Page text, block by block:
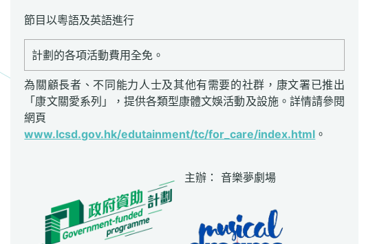
節目以粵語及英語進行
計劃的各項活動費用全免。
為關顧長者、不同能力人士及其他有需要的社群，康文署已推出
「康文關愛系列」，提供各類型康體文娛活動及設施。詳情請參閱
網頁
www.lcsd.gov.hk/edutainment/tc/for_care/index.html 。
主辦： 音樂夢劇場